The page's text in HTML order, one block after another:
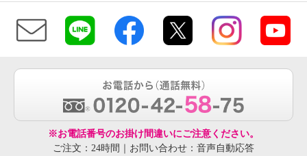
※お電話番号のお掛け間違いにご注意ください。
ご注文：24時間｜お問い合わせ：音声自動応答